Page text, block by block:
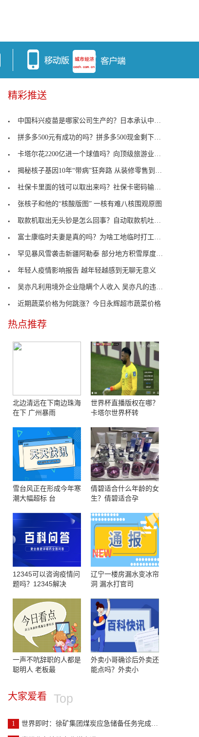
精彩推送
中国科兴疫苗是哪家公司生产的？日本承认中国科兴疫
拼多多500元有成功的吗？拼多多500现金剩下0.01怎么
卡塔尔花2200亿进一个球值吗？向顶级旅游业转型
揭秘核子基因10年“带病”狂奔路 从装修零售到核酸
社保卡里面的钱可以取出来吗？社保卡密码输3次错了
张核子和他的“核酸版图” 一核有难八核围观原图
取款机取出无头钞是怎么回事？自动取款机吐钞没有取
富士康临时夫妻是真的吗？为啥工地临时打工的夫妻这
罕见暴风雪袭击新疆阿勒泰 部分地方积雪厚度达60厘
年轻人疫情影响报告 越年轻越感到无聊无意义
吴亦凡利用境外企业隐瞒个人收入 吴亦凡的违法事实
近期蔬菜价格为何跳涨？今日永辉超市蔬菜价格
热点推荐
北边清远在下南边珠海
在下 广州暴雨
世界杯直播版权在哪？
卡塔尔世界杯转
雪台风正在形成今年寒
潮大幅超标 台
倩碧适合什么年龄的女
生？倩碧适合孕
12345可以咨询疫情问
题吗？12345解决
辽宁一楼房漏水变冰帘
洞 漏水打官司
一声不吭辞职的人都是
聪明人 老板最
外卖小哥确诊后外卖还
能点吗？外卖小
大家爱看 Top
1 世界即时：徐矿集团煤炭应急储备任务完成率超90%